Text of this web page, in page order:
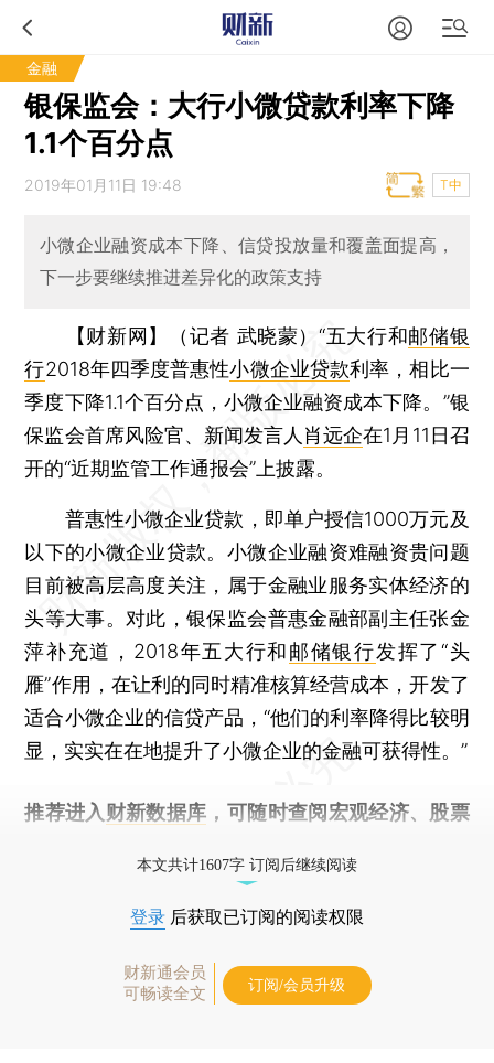
金融
银保监会：大行小微贷款利率下降
1.1个百分点
2019年01月11日 19:48 T中
小微企业融资成本下降、信贷投放量和覆盖面提高，
下一步要继续推进差异化的政策支持
【财新网】（记者 武晓蒙）“五大行和邮储银
行2018年四季度普惠性小微企业贷款利率，相比一
季度下降1.1个百分点，小微企业融资成本下降。”银
保监会首席风险官、新闻发言人 肖远企在1月11日召
开的“近期监管工作通报会”上披露。
普惠性小微企业贷款，即单户授信1000万元及
以下的小微企业贷款。小微企业融资难融资贵问题
目前被高层高度关注，属于金融业服务实体经济的
头等大事。对此，银保监会普惠金融部副主任张金
萍补充道，2018年五大行和邮储银行发挥了“头
雁”作用，在让利的同时精准核算经营成本，开发了
适合小微企业的信贷产品，“他们的利率降得比较明
显，实实在在地提升了小微企业的金融可获得性。”
推荐进入 财新数据库 ，可随时查阅宏观经济、股票
本文共计1607字 订阅后继续阅读
登录 后获取已订阅的阅读权限
财新通会员
可畅读全文
订阅/会员升级